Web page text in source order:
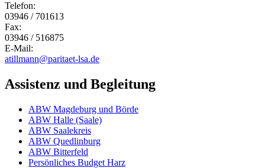
Telefon:
03946 / 701613
Fax:
03946 / 516875
E-Mail:
atillmann@paritaet-lsa.de
Assistenz und Begleitung
ABW Magdeburg und Börde
ABW Halle (Saale)
ABW Saalekreis
ABW Quedlinburg
ABW Bitterfeld
Persönliches Budget Harz